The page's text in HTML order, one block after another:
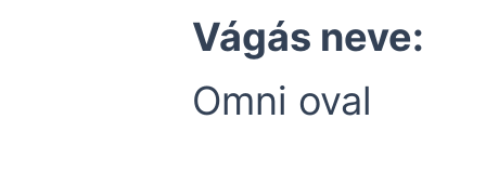
Vágás neve:
Omni oval